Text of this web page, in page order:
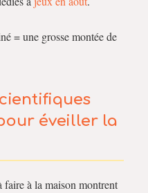
= une grosse montée de
éveiller la
faire à la maison montrent